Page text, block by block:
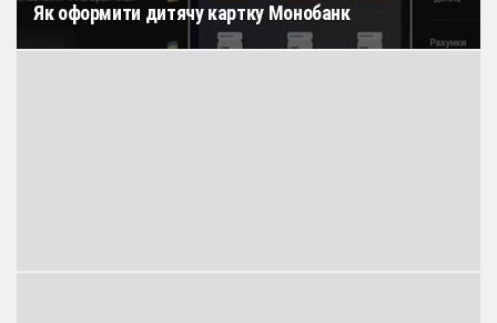
Як оформити дитячу картку Монобанк